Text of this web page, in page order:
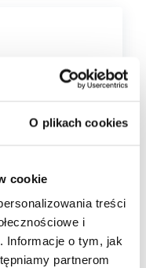
O plikach cookies
cookie
treści
i
Informacje o tym, jak
partnerom